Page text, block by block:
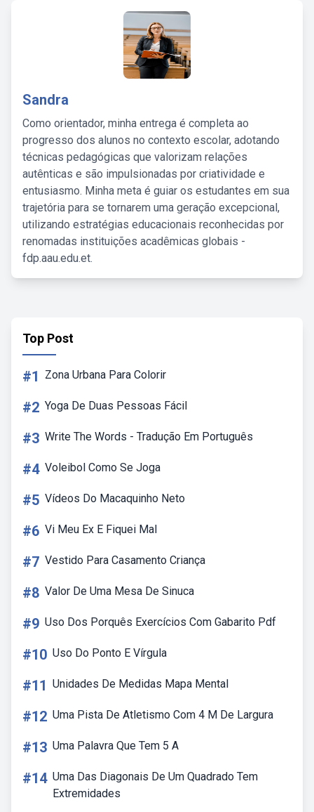
Sandra
Como orientador, minha entrega é completa ao
progresso dos alunos no contexto escolar, adotando
técnicas pedagógicas que valorizam relações
autênticas e são impulsionadas por criatividade e
entusiasmo. Minha meta é guiar os estudantes em sua
trajetória para se tornarem uma geração excepcional,
utilizando estratégias educacionais reconhecidas por
renomadas instituições acadêmicas globais -
fdp.aau.edu.et.
Top Post
#1 Zona Urbana Para Colorir
#2 Yoga De Duas Pessoas Fácil
#3 Write The Words - Tradução Em Português
#4 Voleibol Como Se Joga
#5 Vídeos Do Macaquinho Neto
#6 Vi Meu Ex E Fiquei Mal
#7 Vestido Para Casamento Criança
#8 Valor De Uma Mesa De Sinuca
#9 Uso Dos Porquês Exercícios Com Gabarito Pdf
#10 Uso Do Ponto E Vírgula
#11 Unidades De Medidas Mapa Mental
#12 Uma Pista De Atletismo Com 4 M De Largura
#13 Uma Palavra Que Tem 5 A
#14 Uma Das Diagonais De Um Quadrado Tem
Extremidades